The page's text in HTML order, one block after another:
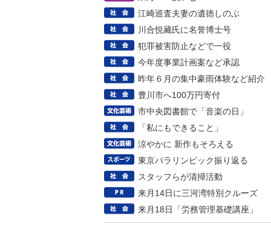
江崎巡査夫妻の遺徳しのぶ
川合悦藏氏に名誉博士号
犯罪被害防止などで一役
今年度事業計画案など承認
昨年６月の集中豪雨体験など紹介
豊川市へ100万円寄付
市中央図書館で「音楽の日」
「私にもできること」
涼やかに 新作もそろえる
東京パラリンピック振り返る
スタッフらが清掃活動
来月14日に三河湾特別クルーズ
来月18日「労務管理基礎講座」